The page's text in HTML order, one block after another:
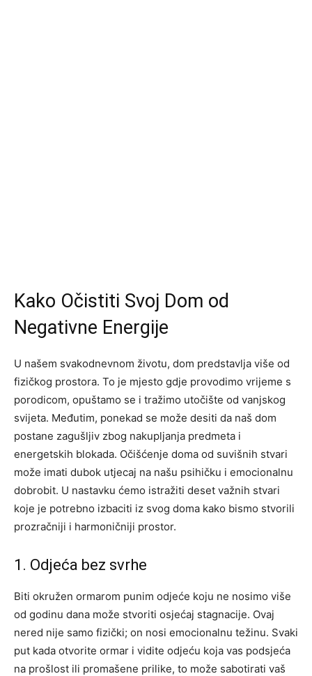
Kako Očistiti Svoj Dom od
Negativne Energije
U našem svakodnevnom životu, dom predstavlja više od
fizičkog prostora. To je mjesto gdje provodimo vrijeme s
porodicom, opuštamo se i tražimo utočište od vanjskog
svijeta. Međutim, ponekad se može desiti da naš dom
postane zagušljiv zbog nakupljanja predmeta i
energetskih blokada. Očišćenje doma od suvišnih stvari
može imati dubok utjecaj na našu psihičku i emocionalnu
dobrobit. U nastavku ćemo istražiti deset važnih stvari
koje je potrebno izbaciti iz svog doma kako bismo stvorili
prozračniji i harmoničniji prostor.
1. Odjeća bez svrhe
Biti okružen ormarom punim odjeće koju ne nosimo više
od godinu dana može stvoriti osjećaj stagnacije. Ovaj
nered nije samo fizički; on nosi emocionalnu težinu. Svaki
put kada otvorite ormar i vidite odjeću koja vas podsjeća
na prošlost ili promašene prilike, to može sabotirati vaš